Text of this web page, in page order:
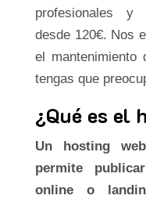
profesionales y
desde 120€. Nos
el mantenimiento
tengas que
¿Qué es el
Un hosting
permite
online o